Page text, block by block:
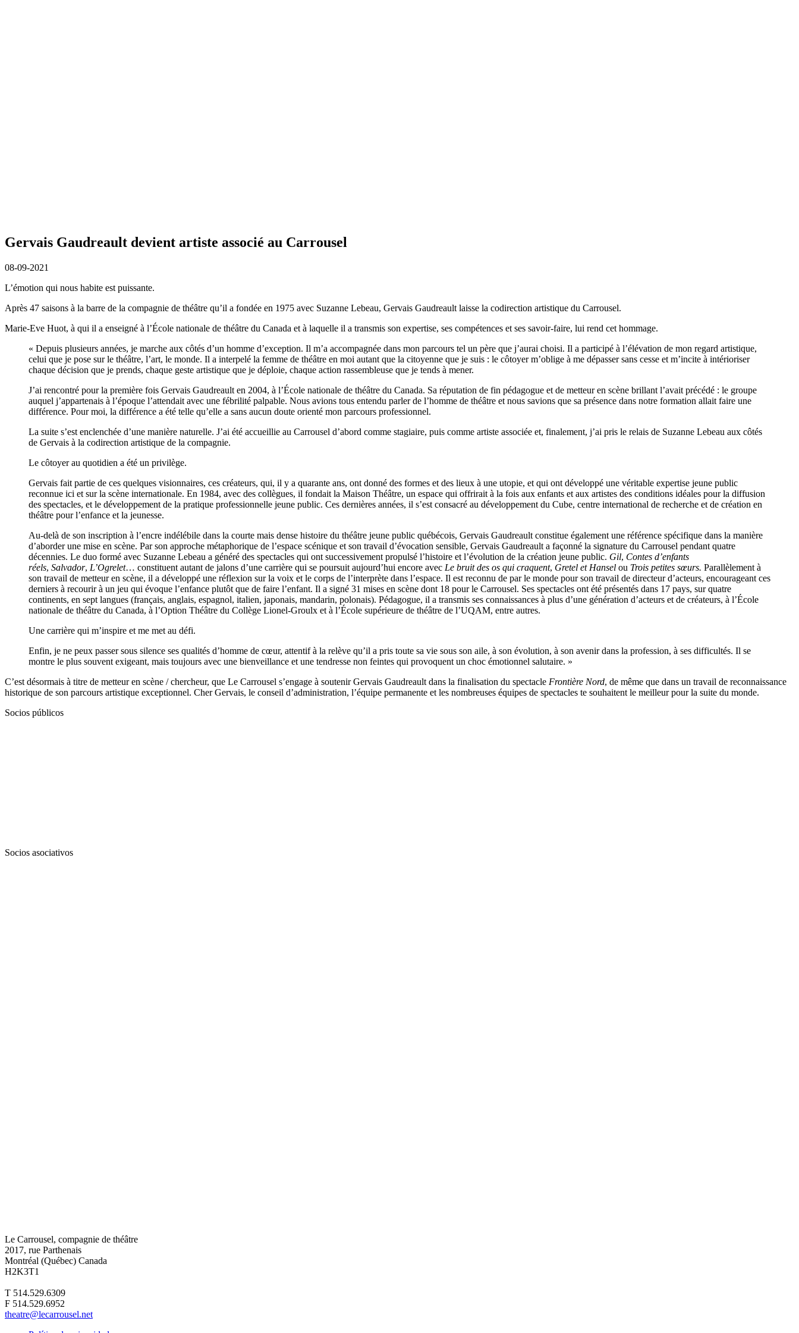
Gervais Gaudreault devient artiste associé au Carrousel
08-09-2021
L’émotion qui nous habite est puissante.
Après 47 saisons à la barre de la compagnie de théâtre qu’il a fondée en 1975 avec Suzanne Lebeau, Gervais Gaudreault laisse la codirection artistique du Carrousel.
Marie-Eve Huot, à qui il a enseigné à l’École nationale de théâtre du Canada et à laquelle il a transmis son expertise, ses compétences et ses savoir-faire, lui rend cet hommage.
« Depuis plusieurs années, je marche aux côtés d’un homme d’exception. Il m’a accompagnée dans mon parcours tel un père que j’aurai choisi. Il a participé à l’élévation de mon regard artistique,
celui que je pose sur le théâtre, l’art, le monde. Il a interpelé la femme de théâtre en moi autant que la citoyenne que je suis : le côtoyer m’oblige à me dépasser sans cesse et m’incite à intérioriser
chaque décision que je prends, chaque geste artistique que je déploie, chaque action rassembleuse que je tends à mener.
J’ai rencontré pour la première fois Gervais Gaudreault en 2004, à l’École nationale de théâtre du Canada. Sa réputation de fin pédagogue et de metteur en scène brillant l’avait précédé : le groupe
auquel j’appartenais à l’époque l’attendait avec une fébrilité palpable. Nous avions tous entendu parler de l’homme de théâtre et nous savions que sa présence dans notre formation allait faire une
différence. Pour moi, la différence a été telle qu’elle a sans aucun doute orienté mon parcours professionnel.
La suite s’est enclenchée d’une manière naturelle. J’ai été accueillie au Carrousel d’abord comme stagiaire, puis comme artiste associée et, finalement, j’ai pris le relais de Suzanne Lebeau aux côtés
de Gervais à la codirection artistique de la compagnie.
Le côtoyer au quotidien a été un privilège.
Gervais fait partie de ces quelques visionnaires, ces créateurs, qui, il y a quarante ans, ont donné des formes et des lieux à une utopie, et qui ont développé une véritable expertise jeune public
reconnue ici et sur la scène internationale. En 1984, avec des collègues, il fondait la Maison Théâtre, un espace qui offrirait à la fois aux enfants et aux artistes des conditions idéales pour la diffusion
des spectacles, et le développement de la pratique professionnelle jeune public. Ces dernières années, il s’est consacré au développement du Cube, centre international de recherche et de création en
théâtre pour l’enfance et la jeunesse.
Au-delà de son inscription à l’encre indélébile dans la courte mais dense histoire du théâtre jeune public québécois, Gervais Gaudreault constitue également une référence spécifique dans la manière
d’aborder une mise en scène. Par son approche métaphorique de l’espace scénique et son travail d’évocation sensible, Gervais Gaudreault a façonné la signature du Carrousel pendant quatre
décennies. Le duo formé avec Suzanne Lebeau a généré des spectacles qui ont successivement propulsé l’histoire et l’évolution de la création jeune public. Gil, Contes d’enfants
réels, Salvador, L’Ogrelet… constituent autant de jalons d’une carrière qui se poursuit aujourd’hui encore avec Le bruit des os qui craquent, Gretel et Hansel ou Trois petites sœurs. Parallèlement à
son travail de metteur en scène, il a développé une réflexion sur la voix et le corps de l’interprète dans l’espace. Il est reconnu de par le monde pour son travail de directeur d’acteurs, encourageant ces
derniers à recourir à un jeu qui évoque l’enfance plutôt que de faire l’enfant. Il a signé 31 mises en scène dont 18 pour le Carrousel. Ses spectacles ont été présentés dans 17 pays, sur quatre
continents, en sept langues (français, anglais, espagnol, italien, japonais, mandarin, polonais). Pédagogue, il a transmis ses connaissances à plus d’une génération d’acteurs et de créateurs, à l’École
nationale de théâtre du Canada, à l’Option Théâtre du Collège Lionel-Groulx et à l’École supérieure de théâtre de l’UQAM, entre autres.
Une carrière qui m’inspire et me met au défi.
Enfin, je ne peux passer sous silence ses qualités d’homme de cœur, attentif à la relève qu’il a pris toute sa vie sous son aile, à son évolution, à son avenir dans la profession, à ses difficultés. Il se
montre le plus souvent exigeant, mais toujours avec une bienveillance et une tendresse non feintes qui provoquent un choc émotionnel salutaire. »
C’est désormais à titre de metteur en scène / chercheur, que Le Carrousel s’engage à soutenir Gervais Gaudreault dans la finalisation du spectacle Frontière Nord, de même que dans un travail de reconnaissance
historique de son parcours artistique exceptionnel. Cher Gervais, le conseil d’administration, l’équipe permanente et les nombreuses équipes de spectacles te souhaitent le meilleur pour la suite du monde.
Socios públicos
Socios asociativos
Le Carrousel, compagnie de théâtre
2017, rue Parthenais
Montréal (Québec) Canada
H2K3T1
T 514.529.6309
F 514.529.6952
theatre@lecarrousel.net